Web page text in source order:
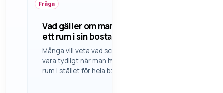
Fråga
Vad gäller om man hyr ut
ett rum i sin bostad?
Många vill veta vad som ska
vara tydligt när man hyr ut ett
rum i stället för hela bostaden.